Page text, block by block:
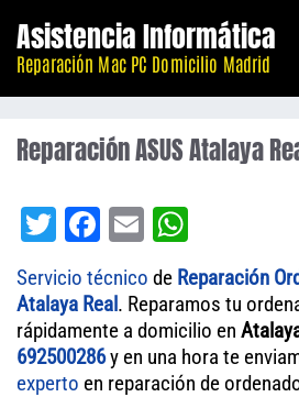
contenido
Asistencia Informática
Reparación Mac PC Domicilio Madrid
Reparación ASUS Atalaya
T
wi
tt
er
Fa
ce
bo
ok
E
m
ail ts
A
pp
Servicio técnico de Reparación
Atalaya Real. Reparamos tu
rápidamente a domicilio en
692500286y en una hora te
experto en reparación de